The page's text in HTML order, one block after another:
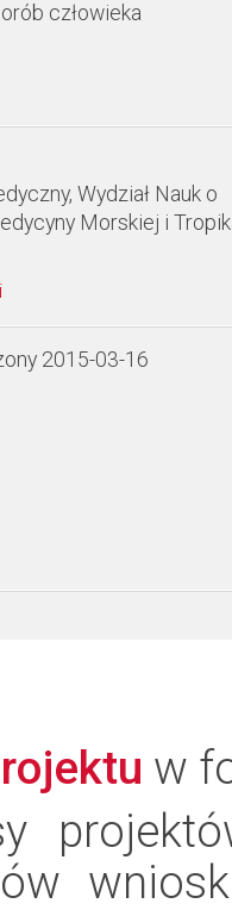
człowieka
Wydział Nauk o
Morskiej i
2015-03-16
w